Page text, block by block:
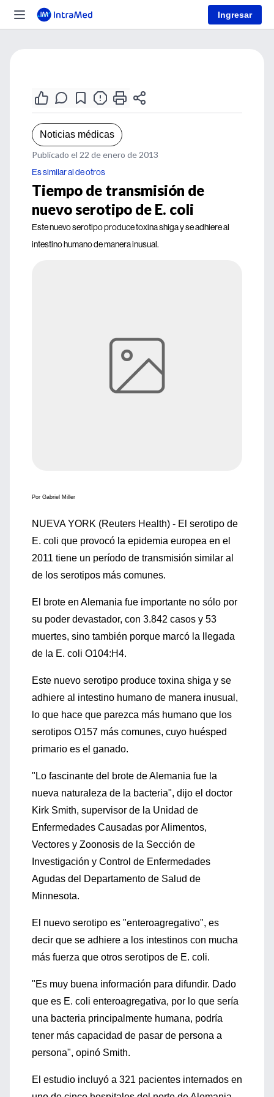
Ingresar
Noticias médicas
Publicado el 22 de enero de 2013
Es similar al de otros
Tiempo de transmisión de
nuevo serotipo de E. coli
Este nuevo serotipo produce toxina shiga y se adhiere al
intestino humano de manera inusual.
Por Gabriel Miller
NUEVA YORK (Reuters Health) - El serotipo de
E. coli que provocó la epidemia europea en el
2011 tiene un período de transmisión similar al
de los serotipos más comunes.
El brote en Alemania fue importante no sólo por
su poder devastador, con 3.842 casos y 53
muertes, sino también porque marcó la llegada
de la E. coli O104:H4.
Este nuevo serotipo produce toxina shiga y se
adhiere al intestino humano de manera inusual,
lo que hace que parezca más humano que los
serotipos O157 más comunes, cuyo huésped
primario es el ganado.
"Lo fascinante del brote de Alemania fue la
nueva naturaleza de la bacteria", dijo el doctor
Kirk Smith, supervisor de la Unidad de
Enfermedades Causadas por Alimentos,
Vectores y Zoonosis de la Sección de
Investigación y Control de Enfermedades
Agudas del Departamento de Salud de
Minnesota.
El nuevo serotipo es "enteroagregativo", es
decir que se adhiere a los intestinos con mucha
más fuerza que otros serotipos de E. coli.
"Es muy buena información para difundir. Dado
que es E. coli enteroagregativa, por lo que sería
una bacteria principalmente humana, podría
tener más capacidad de pasar de persona a
persona", opinó Smith.
El estudio incluyó a 321 pacientes internados en